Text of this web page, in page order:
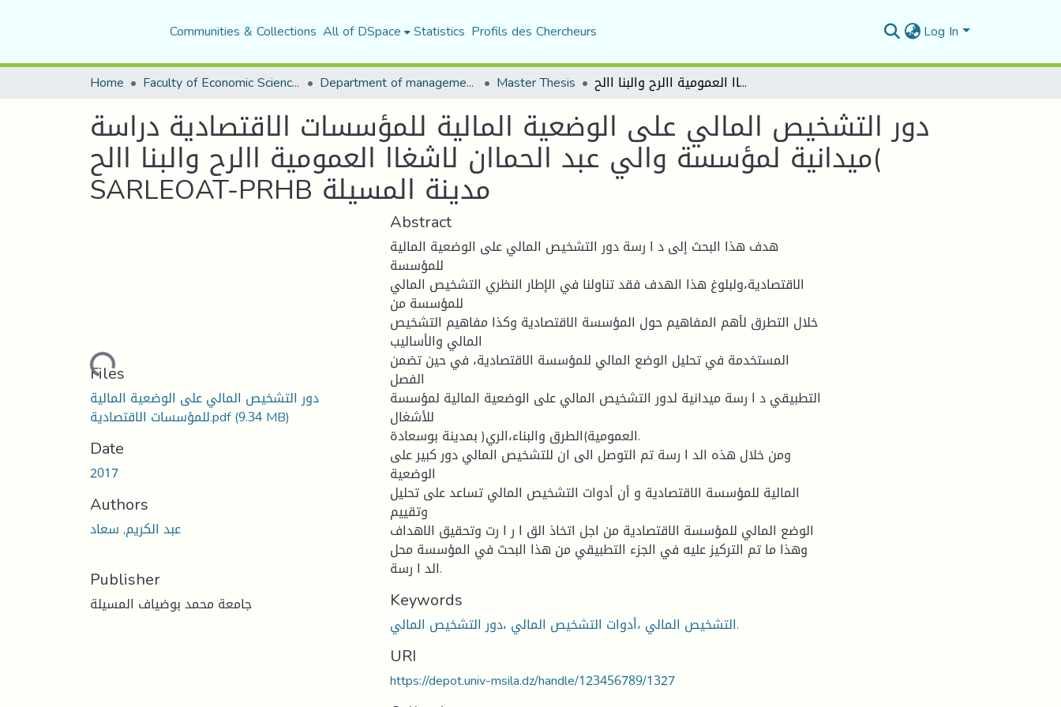
Communities & Collections All of DSpace Statistics Profils des Chercheurs Log In
Home Faculty of Economic Sciences, Commerce and Management Sciences Department of management sciences Master Thesis دور التشخيص المالي على الوضعية المالية للمؤسسات الاقتصادية دراسة ميدانية لمؤسسة والي عبد الحماان لاشغاا العمومية االرح والبنا االح( SARLEOAT-PRHB مدينة المسيلة
دور التشخيص المالي على الوضعية المالية للمؤسسات الاقتصادية دراسة
ميدانية لمؤسسة والي عبد الحماان لاشغاا العمومية االرح والبنا االح(
SARLEOAT-PRHB مدينة المسيلة
Loading...
Files
دور التشخيص المالي على الوضعية المالية
للمؤسسات الاقتصادية.pdf(9.34 MB)
Date
2017
Authors
عبد الكريم, سعاد
Publisher
جامعة محمد بوضياف المسيلة
Abstract
هدف هذا البحث إلى د ا رسة دور التشخيص المالي على الوضعية المالية
للمؤسسة
الاقتصادية،ولبلوغ هذا الهدف فقد تناولنا في الإطار النظري التشخيص المالي
للمؤسسة من
خلال التطرق لأهم المفاهيم حول المؤسسة الاقتصادية وكذا مفاهيم التشخيص
المالي والأساليب
المستخدمة في تحليل الوضع المالي للمؤسسة الاقتصادية، في حين تضمن
الفصل
التطبيقي د ا رسة ميدانية لدور التشخيص المالي على الوضعية المالية لمؤسسة
للأشغال
العمومية)الطرق والبناء،الري( بمدينة بوسعادة.
ومن خلال هذه الد ا رسة تم التوصل الى ان للتشخيص المالي دور كبير على
الوضعية
المالية للمؤسسة الاقتصادية و أن أدوات التشخيص المالي تساعد على تحليل
وتقييم
الوضع المالي للمؤسسة الاقتصادية من اجل اتخاذ الق ا ر ا رت وتحقيق الاهداف
وهذا ما تم التركيز عليه في الجزء التطبيقي من هذا البحث في المؤسسة محل
الد ا رسة.
Keywords
التشخيص المالي ،أدوات التشخيص المالي ،دور التشخيص المالي.
URI
https://depot.univ-msila.dz/handle/123456789/1327